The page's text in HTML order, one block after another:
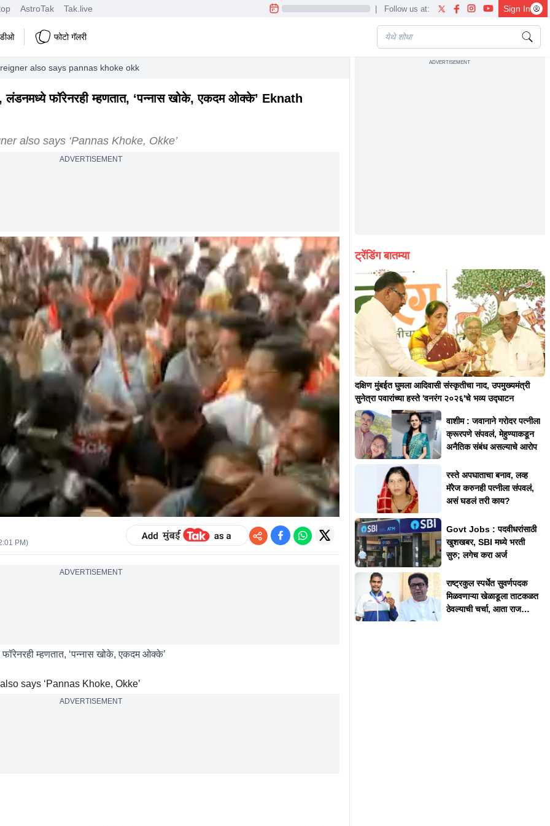
AstroTak Tak.live | Follow us at: Sign In
फोटो गॅलरी
also says pannas khoke okke
फॉरेनरही म्हणतात, ‘पन्नास खोके, एकदम ओक्के’ Eknath
also says ‘Pannas Khoke, Okke’
ADVERTISEMENT
PM)
ADVERTISEMENT
म्हणतात, ‘पन्नास खोके, एकदम ओक्के’
says ‘Pannas Khoke, Okke’
ADVERTISEMENT
ADVERTISEMENT
ट्रेंडिंग बातम्या
दक्षिण मुंबईत घुमला आदिवासी संस्कृतीचा नाद, उपमुख्यमंत्री
सुनेत्रा पवारांच्या हस्ते 'वनरंग २०२६'चे भव्य उद्घाटन
वाशीम : जवानाने गरोदर पत्नीला
क्रूरपणे संपवलं, मेहुण्याकडून
अनैतिक संबंध असल्याचे आरोप
रस्ते अपघाताचा बनाव, लव्ह
मॅरेज करुनही पत्नीला संपवलं,
असं घडलं तरी काय?
Govt Jobs : पदवीधरांसाठी
खुशखबर, SBI मध्ये भरती
सुरु; लगेच करा अर्ज
राष्ट्रकुल स्पर्धेत सुवर्णपदक
मिळवणाऱ्या खेळाडूला ताटकळत
ठेवल्याची चर्चा, आता राज